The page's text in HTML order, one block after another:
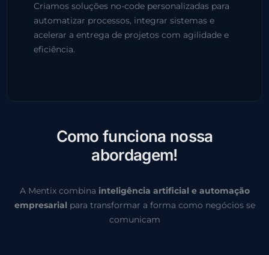
Criamos soluções no-code personalizadas para
automatizar processos, integrar sistemas e
acelerar a entrega de projetos com agilidade e
eficiência.
Como funciona nossa
abordagem!
A Mentix combina inteligência artificial e automação
empresarial para transformar a forma como negócios se
comunicam